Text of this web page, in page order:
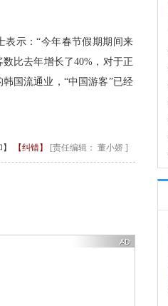
表示：“今年春节假期期间来
比去年增长了40%，对于正
国流通业，“中国游客”已经
【纠错】 [责任编辑： 董小娇 ]